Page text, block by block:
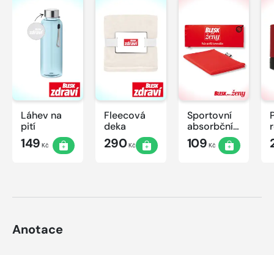
Láhev na
pití
149 Kč
Fleecová
deka
290Kč
Sportovní
absorbční
ručník
109 Kč
Anotace